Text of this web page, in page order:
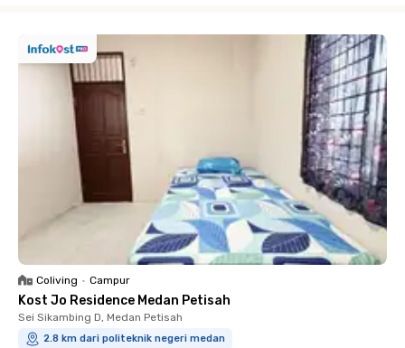
Coliving • Campur
Kost Jo Residence Medan Petisah
Sei Sikambing D, Medan Petisah
2.8 km dari politeknik negeri medan